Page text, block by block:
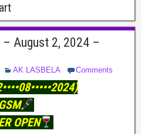
– August 2, 2024 –
AK LASBELA Comments
GSM
OPEN